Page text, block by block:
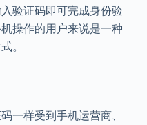
验证码即可完成身份验
操作的用户来说是一种
。
一样受到手机运营商、